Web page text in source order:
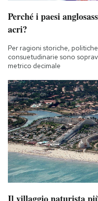
Perché i paesi
acri?
Per ragioni storiche,
consuetudinarie sono
metrico decimale